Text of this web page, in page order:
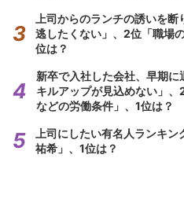
上司からのランチの誘いを
逃したくない」、2位「職場
位は？
新卒で入社した会社、早期
キルアップが見込めない」
などの労働条件」、1位は？
上司にしたい有名人ランキ
祐希」、1位は？